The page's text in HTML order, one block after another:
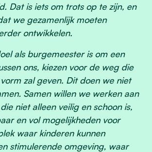
Dat is iets om trots op te zijn, en
we gezamenlijk moeten
ontwikkelen.
als burgemeester is om een
ons, kiezen voor de weg die
zal geven. Dit doen we niet
Samen willen we werken aan
niet alleen veilig en schoon is,
en vol mogelijkheden voor
waar kinderen kunnen
stimulerende omgeving, waar